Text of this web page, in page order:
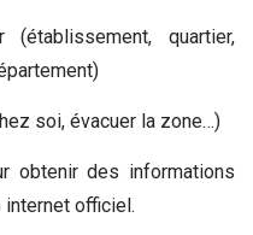
quartier,
soi, évacuer la zone…)
obtenir des informations
officiel.